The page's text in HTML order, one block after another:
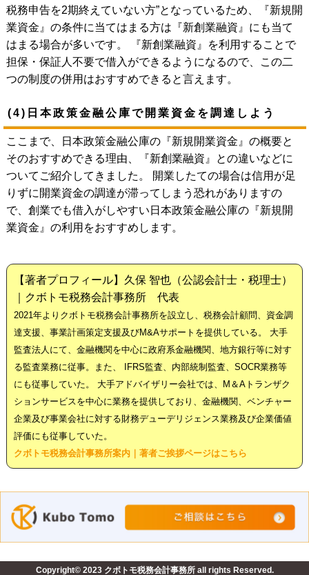
税務申告を2期終えていない方”となっているため、『新規開
業資金』の条件に当てはまる方は『新創業融資』にも当て
はまる場合が多いです。 『新創業融資』を利用することで
担保・保証人不要で借入ができるようになるので、この二
つの制度の併用はおすすめできると言えます。
(4)日本政策金融公庫で開業資金を調達しよう
ここまで、日本政策金融公庫の『新規開業資金』の概要と
そのおすすめできる理由、『新創業融資』との違いなどに
ついてご紹介してきました。 開業したての場合は信用が足
りずに開業資金の調達が滞ってしまう恐れがありますの
で、創業でも借入がしやすい日本政策金融公庫の『新規開
業資金』の利用をおすすめします。
【著者プロフィール】久保 智也（公認会計士・税理士）
｜クボトモ税務会計事務所 代表
2021年よりクボトモ税務会計事務所を設立し、税務会計顧問、資金調
達支援、事業計画策定支援及びM&Aサポートを提供している。 大手
監査法人にて、金融機関を中心に政府系金融機関、地方銀行等に対す
る監査業務に従事。また、 IFRS監査、内部統制監査、SOCR業務等
にも従事していた。 大手アドバイザリー会社では、M＆Aトランザク
ションサービスを中心に業務を提供しており、金融機関、ベンチャー
企業及び事業会社に対する財務デューデリジェンス業務及び企業価値
評価にも従事していた。
クボトモ税務会計事務所案内｜著者ご挨拶ページはこちら
Copyright© 2023 クボトモ税務会計事務所 all rights Reserved.